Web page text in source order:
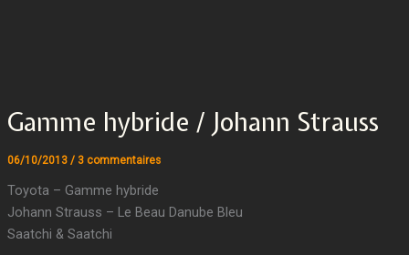
Gamme hybride / Johann Strauss
06/10/2013 / 3 commentaires
Toyota – Gamme hybride
Johann Strauss – Le Beau Danube Bleu
Saatchi & Saatchi